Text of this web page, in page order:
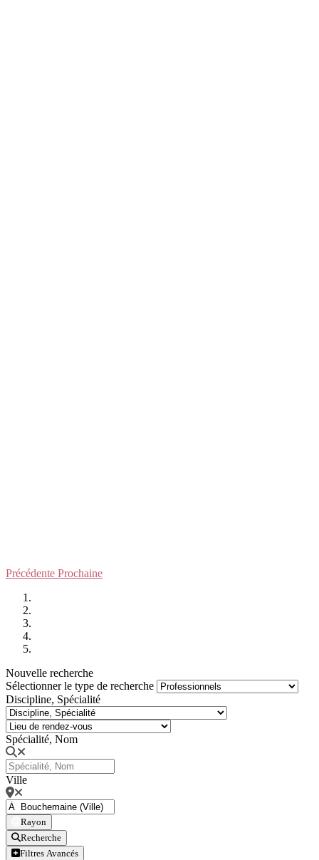
Précédente Prochaine
Nouvelle recherche
Sélectionner le type de recherche
Discipline, Spécialité
Spécialité, Nom
Ville
Rayon
Recherche
Filtres Avancés